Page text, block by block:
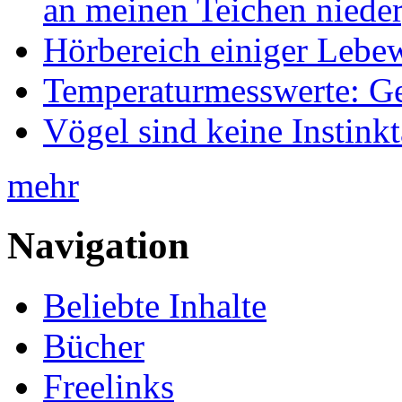
an meinen Teichen
Hörbereich einiger
Temperaturmesswerte:
Vögel sind keine
mehr
Navigation
Beliebte Inhalte
Bücher
Freelinks